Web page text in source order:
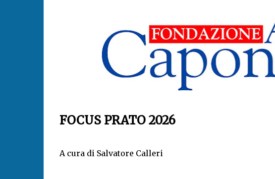
FOCUS PRATO 2026
A cura di Salvatore Calleri